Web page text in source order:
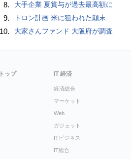
8. 大手企業 夏賞与が過去最高額に
9. トロン計画 米に狙われた顛末
10. 大家さんファンド 大阪府が調査
ップ IT 経済
経済総合
マーケット
Web
ガジェット
ITビジネス
IT総合